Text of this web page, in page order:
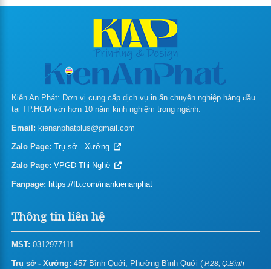
Kích Thước Brochure In Theo Yêu
Giá in hộp giấy
In túi giấy
In bao lì xì theo yêu cầu
In tag treo – thẻ treo
In folder – bìa hồ sơ
In giấy tiêu đề – Letterhead
In biểu mẫu
In thẻ nhựa/name card nhựa
Kiến An Phát: Đơn vị cung cấp dịch vụ in ấn chuyên nghiệp hàng đầu
tại TP.HCM với hơn 10 năm kinh nghiệm trong ngành.
Email: kienanphatplus@gmail.com
Zalo Page: Trụ sở - Xưởng
Zalo Page: VPGD Thị Nghè
Fanpage: https://fb.com/inankienanphat
Thông tin liên hệ
MST: 0312977111
Trụ sở - Xưởng: 457 Bình Quới, Phường Bình Quới ( P.28, Q.Bình